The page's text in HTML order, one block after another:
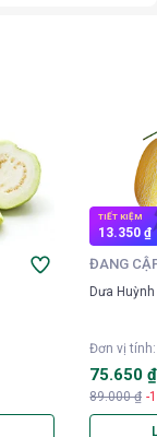
TIẾT KIỆM
13.350 ₫
ĐANG
Dưa
Đơn vị tính
75.650 ₫
89.000 ₫ -